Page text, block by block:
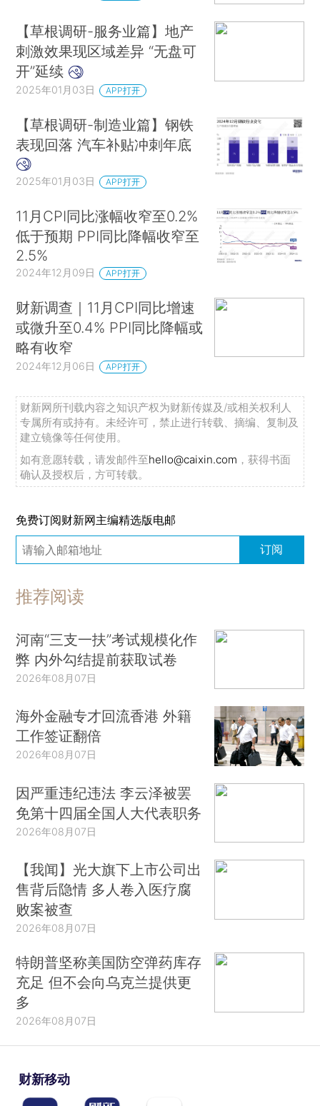
【草根调研-服务业篇】地产
刺激效果现区域差异 “无盘可
开”延续
2025年01月03日 APP打开
【草根调研-制造业篇】钢铁
表现回落 汽车补贴冲刺年底
2025年01月03日 APP打开
11月CPI同比涨幅收窄至0.2%
低于预期 PPI同比降幅收窄至
2.5%
2024年12月09日 APP打开
财新调查｜11月CPI同比增速
或微升至0.4% PPI同比降幅或
略有收窄
2024年12月06日 APP打开
财新网所刊载内容之知识产权为财新传媒及/或相关权利人
专属所有或持有。未经许可，禁止进行转载、摘编、复制及
建立镜像等任何使用。
如有意愿转载，请发邮件至hello@caixin.com ，获得书面
确认及授权后，方可转载。
免费订阅财新网主编精选版电邮
订阅
推荐阅读
河南“三支一扶”考试规模化作
弊 内外勾结提前获取试卷
2026年08月07日
海外金融专才回流香港 外籍
工作签证翻倍
2026年08月07日
因严重违纪违法 李云泽被罢
免第十四届全国人大代表职务
2026年08月07日
【我闻】光大旗下上市公司出
售背后隐情 多人卷入医疗腐
败案被查
2026年08月07日
特朗普坚称美国防空弹药库存
充足 但不会向乌克兰提供更
多
2026年08月07日
财新移动